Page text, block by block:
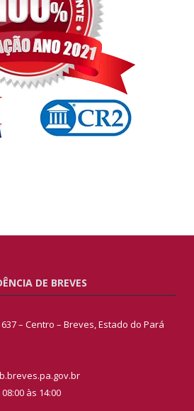
DE BREVES
– Centro – Breves, Estado do Pará
às 14:00